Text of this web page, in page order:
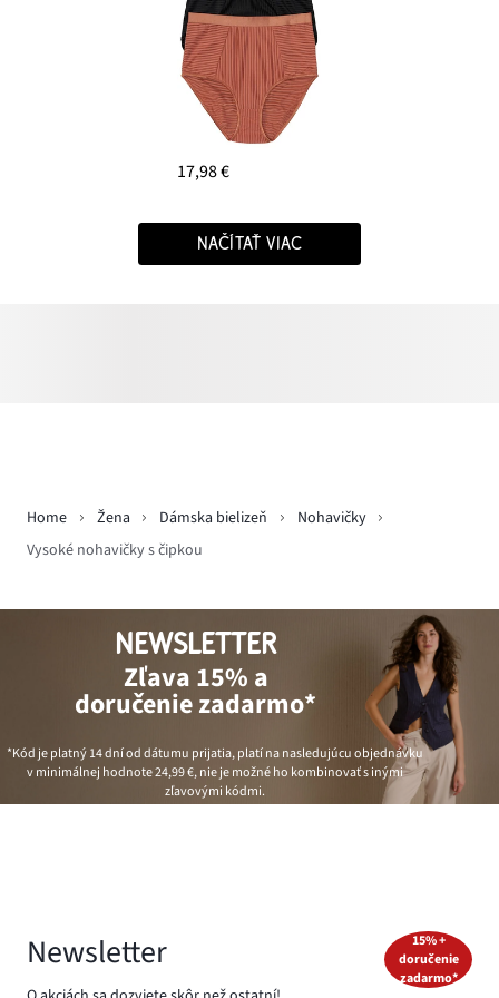
17,98 €
NAČÍTAŤ VIAC
Home Žena Dámska bielizeň
Nohavičky
Vysoké nohavičky s čipkou
NEWSLETTER
Zľava 15% a
doručenie zadarmo*
*Kód je platný 14 dní od dátumu prijatia, platí na nasledujúcu objednávku
v minimálnej hodnote24,99 €, nie je možné ho kombinovať s inými
zľavovými kódmi.
Newsletter
15% +
doručenie
zadarmo*